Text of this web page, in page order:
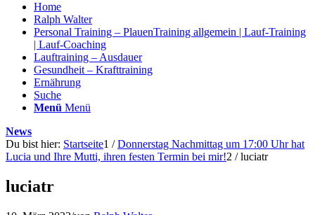
Home
Ralph Walter
Personal Training – PlauenTraining allgemein | Lauf-Training
| Lauf-Coaching
Lauftraining – Ausdauer
Gesundheit – Krafttraining
Ernährung
Suche
Menü Menü
News
Du bist hier: Startseite1 / Donnerstag Nachmittag um 17:00 Uhr hat
Lucia und Ihre Mutti, ihren festen Termin bei mir!2 / luciatr
luciatr